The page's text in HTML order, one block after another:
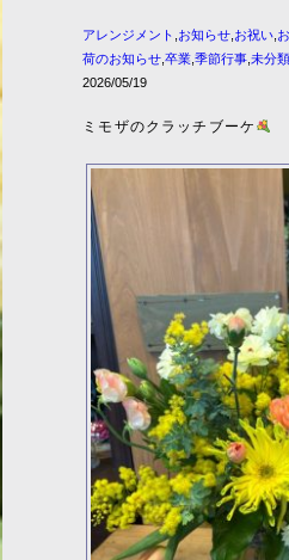
アレンジメント お知らせ お祝い
荷のお知らせ ,卒業 ,季節行事 ,未分類
2026/05/19
ミモザのクラッチブーケ